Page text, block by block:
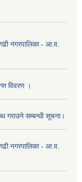
नगरपालिका - आ.व.
विवरण ।
गराउने सम्बन्धी सूचना।
नगरपालिका - आ.व.